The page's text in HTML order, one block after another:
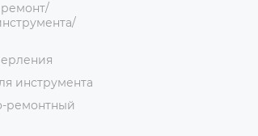
инструмента
ремонтный